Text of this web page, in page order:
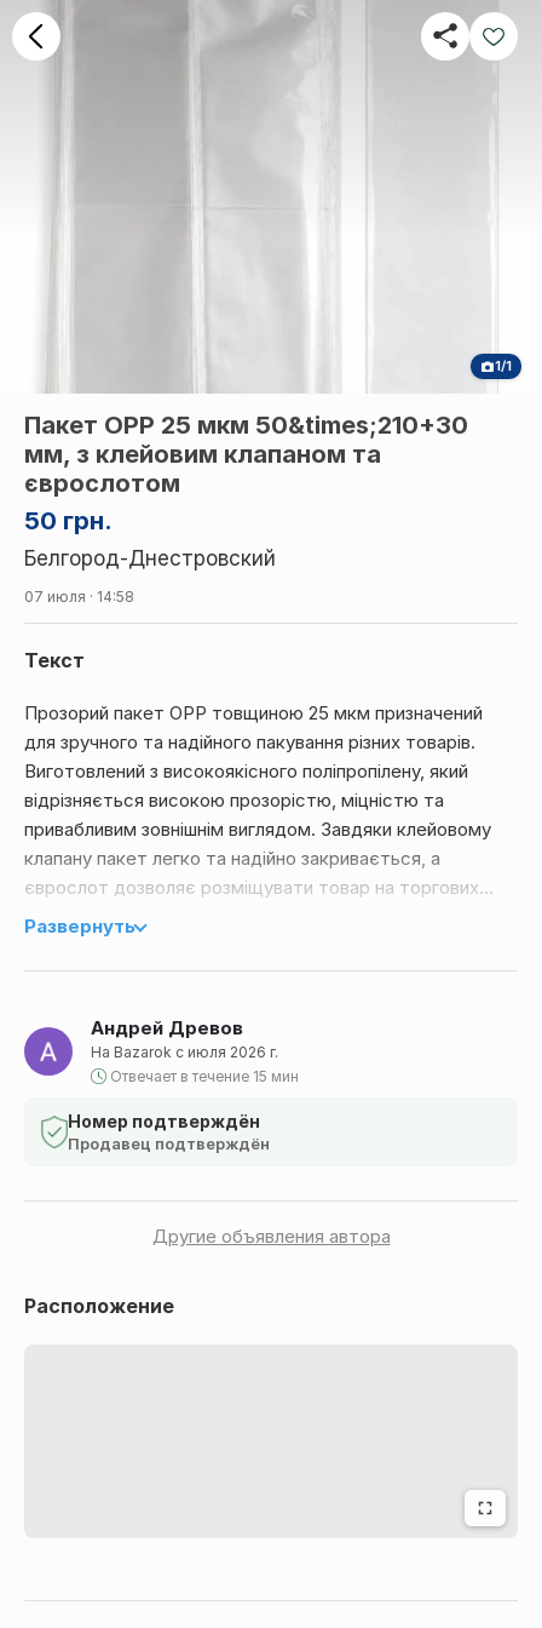
1/1
50 грн.
Пакет OPP 25 мкм 50&times;210+30
мм, з клейовим клапаном та
єврослотом
Белгород-Днестровский
07 июля · 14:58
Андрей Древов
На Bazarok с июля 2026 г.
Отвечает в течение 15 мин
Номер подтверждён
Продавец подтверждён
Другие объявления автора
Текст
Прозорий пакет OPP товщиною 25 мкм призначений
для зручного та надійного пакування різних товарів.
Виготовлений з високоякісного поліпропілену, який
відрізняється високою прозорістю, міцністю та
привабливим зовнішнім виглядом. Завдяки клейовому
клапану пакет легко та надійно закривається, а
єврослот дозволяє розміщувати товар на торгових
стендах та вітринах.
Підходить для пакування аксесуарів, канцелярських
косметики, запасних частин, виробів ручної роботи та
інших товарів невеликого розміру.
Переваги:
Товщина 25 мкм.
Розмір: 50×210+30 мм.
Єврослот для зручного розміщення на торгових гачках.
Развернуть
Расположение